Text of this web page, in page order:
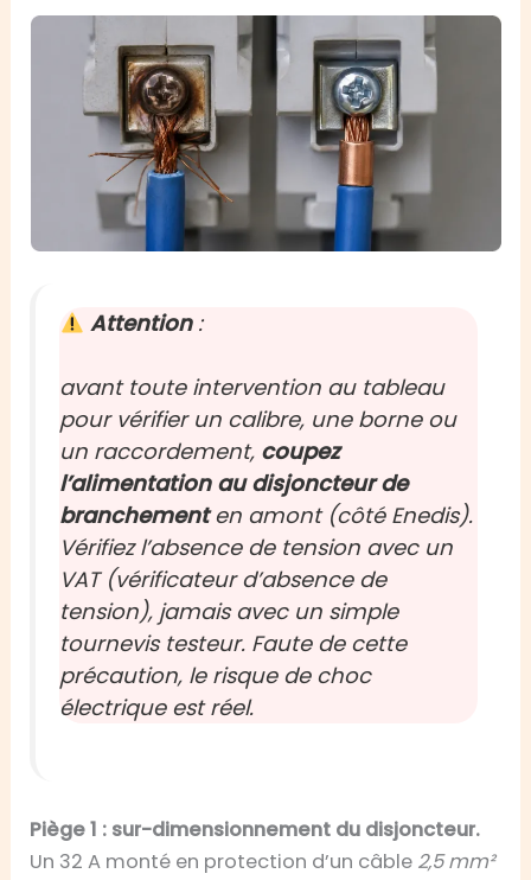
Attention:
avant toute intervention au tableau
pour vérifier un calibre, une borne ou
un raccordement, coupez
l’alimentation au disjoncteur de
branchementen amont (côté Enedis).
Vérifiez l’absence de tension avec un
VAT (vérificateur d’absence de
tension), jamais avec un simple
tournevis testeur. Faute de cette
précaution, le risque de choc
électrique est réel.
Piège 1 : sur-dimensionnement du disjoncteur.
Un 32 A monté en protection d’un câble 2,5 mm²